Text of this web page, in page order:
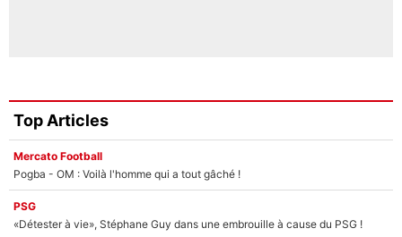
Top Articles
Mercato Football
Pogba - OM : Voilà l'homme qui a tout gâché !
PSG
«Détester à vie», Stéphane Guy dans une embrouille à cause du PSG !